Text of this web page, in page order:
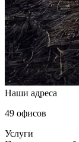
Наши адреса
49 офисов
Услуги